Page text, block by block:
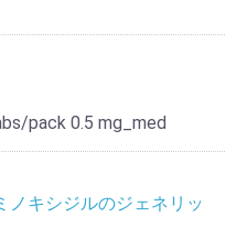
pack 0.5 mg_med
ノキシジルのジェネリッ